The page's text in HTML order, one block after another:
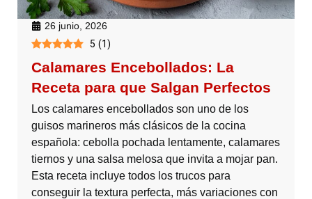
26 junio, 2026
5 (1)
Calamares Encebollados: La
Receta para que Salgan Perfectos
Los calamares encebollados son uno de los
guisos marineros más clásicos de la cocina
española: cebolla pochada lentamente, calamares
tiernos y una salsa melosa que invita a mojar pan.
Esta receta incluye todos los trucos para
conseguir la textura perfecta, más variaciones con